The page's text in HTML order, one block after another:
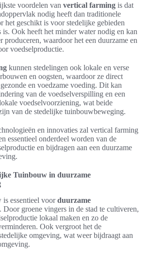
voordelen van vertical farming is dat
nodig heeft dan traditionele
het geschikt is voor stedelijke gebieden
is. Ook heeft het minder water nodig en kan
produceren, waardoor het een duurzame en
voedselproductie.
kunnen stedelingen ook lokale en verse
en oogsten, waardoor ze direct
en voedzame voeding. Dit kan
van de voedselverspilling en een
voedselvoorziening, wat beide
van de stedelijke tuinbouwbeweging.
en innovaties zal vertical farming
essentieel onderdeel worden van de
en bijdragen aan een duurzame
Tuinbouw in duurzame
essentieel voorduurzame
. Door groene vingers in de stad te cultiveren,
lokaal maken en zo de
Ook vergroot het de
omgeving, wat weer bijdraagt aan